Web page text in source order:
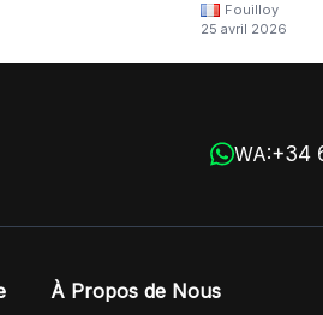
produits était de la
tout est en
dommage
Fouilloy
25 avril 2026
WA:+34
À Propos de Nous